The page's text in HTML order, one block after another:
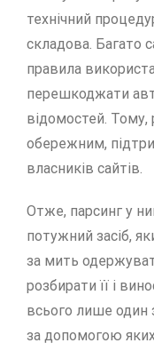
технічний
складова. Багато
правила
перешкоджати
відомостей. Тому,
обережним,
власників сайтів.
Отже, парсинг у
потужний засіб,
за мить
розбирати її і
всього лише один
за допомогою